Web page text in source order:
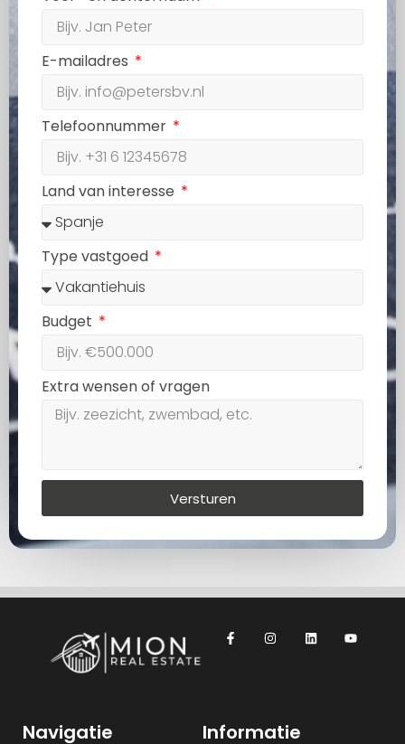
E-mailadres
Telefoonnummer
Land van interesse
Type vastgoed
Budget
Extra wensen of vragen
Versturen
Navigatie Informatie